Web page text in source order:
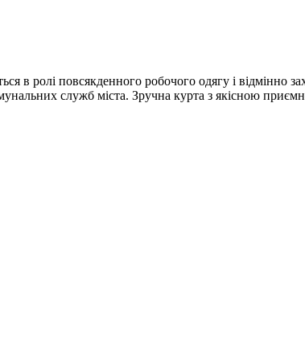
в ролі повсякденного робочого одягу і відмінно
служб міста. Зручна курта з якісною